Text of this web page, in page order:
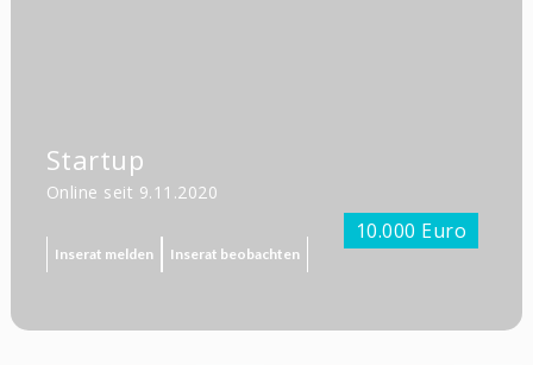
Startup
Online seit 9.11.2020
10.000 Euro
Inserat melden Inserat beobachten